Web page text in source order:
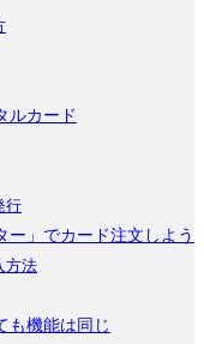
ルカード
行
ー」でカード注文しよう
方法
も機能は同じ